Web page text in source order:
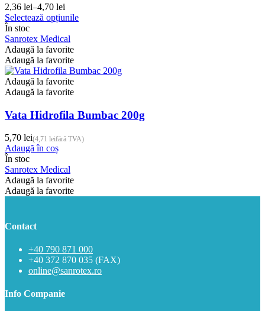
2,36 lei–4,70 lei
Interval
de
prețuri:
2,36 lei
până
la
4,70 lei
Selectează opțiunileAcest
variații.
alese
în
pagina
produsului.
În stoc
Sanrotex Medical
Adaugă la favorite
Adaugă la favorite
Adaugă la favorite
Adaugă la favorite
Vata Hidrofila Bumbac 200g
5,70 lei(4,71 leifără TVA)
Adaugă în coș
În stoc
Sanrotex Medical
Adaugă la favorite
Adaugă la favorite
Contact
+40 790 871 000
+40 372 870 035 (FAX)
online@sanrotex.ro
Info Companie